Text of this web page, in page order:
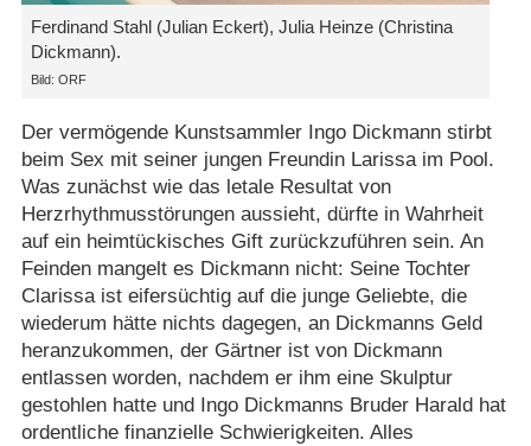
Ferdinand Stahl (Julian Eckert), Julia Heinze (Christina
Dickmann).
Bild: ORF
Der vermögende Kunstsammler Ingo Dickmann stirbt
beim Sex mit seiner jungen Freundin Larissa im Pool.
Was zunächst wie das letale Resultat von
Herzrhythmusstörungen aussieht, dürfte in Wahrheit
auf ein heimtückisches Gift zurückzuführen sein. An
Feinden mangelt es Dickmann nicht: Seine Tochter
Clarissa ist eifersüchtig auf die junge Geliebte, die
wiederum hätte nichts dagegen, an Dickmanns Geld
heranzukommen, der Gärtner ist von Dickmann
entlassen worden, nachdem er ihm eine Skulptur
gestohlen hatte und Ingo Dickmanns Bruder Harald hat
ordentliche finanzielle Schwierigkeiten. Alles